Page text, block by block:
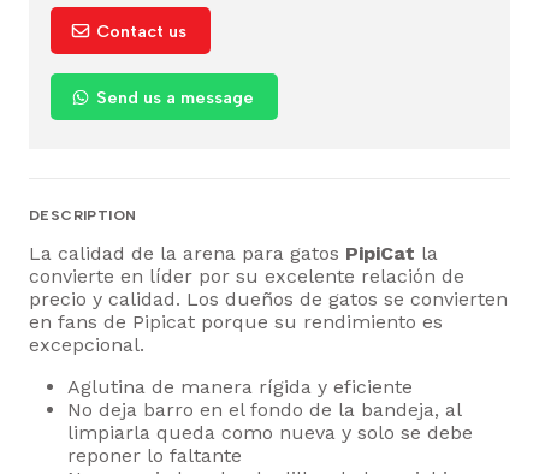
Contact us
Send us a message
DESCRIPTION
La calidad de la arena para gatos PipiCat la
convierte en líder por su excelente relación de
precio y calidad. Los dueños de gatos se convierten
en fans de Pipicat porque su rendimiento es
excepcional.
Aglutina de manera rígida y eficiente
No deja barro en el fondo de la bandeja, al
limpiarla queda como nueva y solo se debe
reponer lo faltante